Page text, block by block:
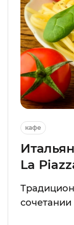
кафе
La
сочетании